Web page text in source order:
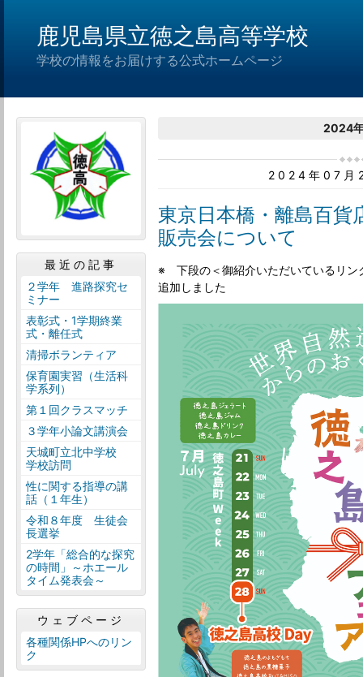
鹿児島県立徳之島高等学校
学校の情報をお届けする公式ホームページ
2024
2024年07月
東京日本橋・離島百貨
販売会について
※ 下段の＜御紹介いただいているリン
追加しました
最近の記事
２学年 進路探究セ
ミナー
表彰式・1学期終業
式・離任式
清掃ボランティア
保育園実習（生活科
学系列）
第１回クラスマッチ
３学年小論文講演会
天城町立北中学校
学校訪問
性に関する指導の講
話（１年生）
令和８年度 生徒会
長選挙
2学年「総合的な探究
の時間」～ホエール
タイム発表会～
ウェブページ
各種関係HPへのリン
ク